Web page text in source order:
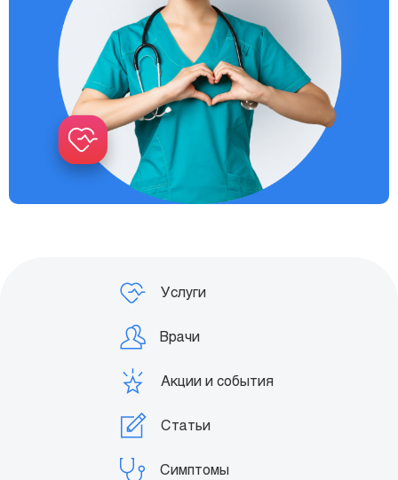
Услуги
Врачи
Акции и события
Статьи
Симптомы